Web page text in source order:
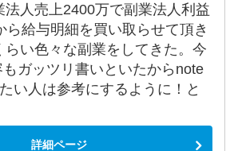
法人売上2400万で副業法人利益
ら給与明細を買い取らせて頂き
らい色々な副業をしてきた。今
ガッツリ書いといたからnote
い人は参考にするように！と
詳細ページ